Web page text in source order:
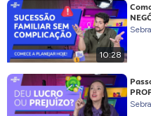
10:28